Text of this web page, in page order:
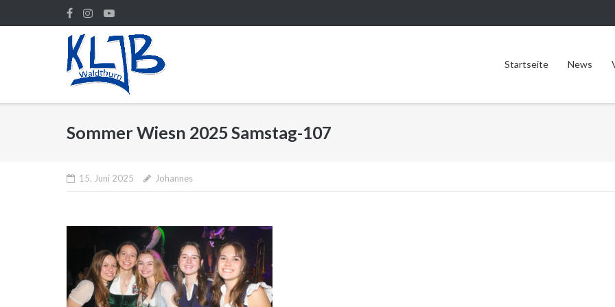
zum
Startseite News
Sommer Wiesn 2025 Samstag-107
15. Juni 2025 Johannes